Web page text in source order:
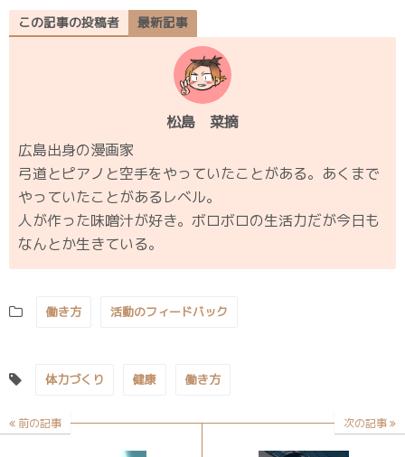
この記事の投稿者 最新記事
松島 菜摘
広島出身の漫画家
弓道とピアノと空手をやっていたことがある。あくまで
やっていたことがあるレベル。
人が作った味噌汁が好き。ボロボロの生活力だが今日も
なんとか生きている。
働き方 活動のフィードバック
体力づくり 健康 働き方
前の記事 次の記事